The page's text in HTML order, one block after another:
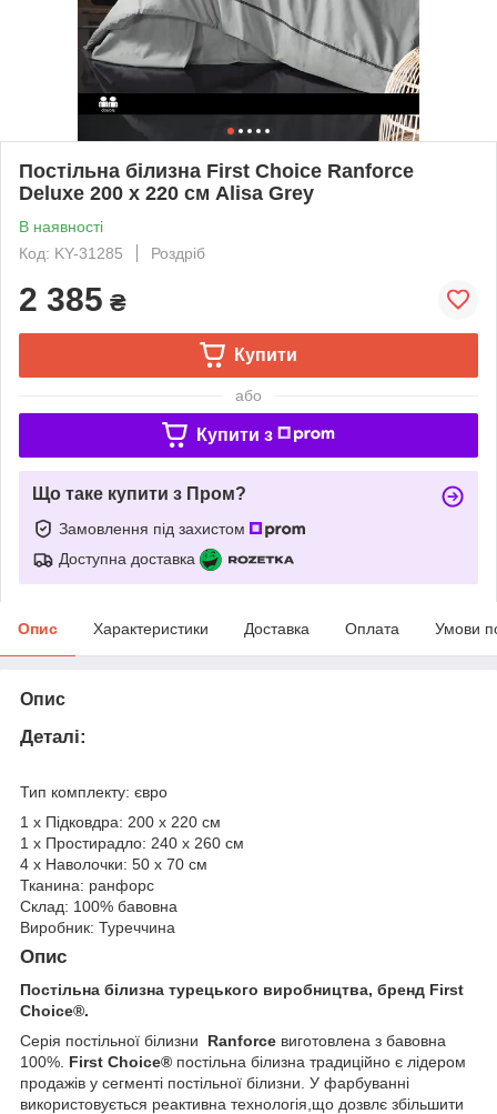
Постільна білизна First Choice Ranforce
Deluxe 200 х 220 см Alisa Grey
В наявності
Код: KY-31285
Роздріб
2 385 ₴
Купити
або
Купити з
Що таке купити з Пром?
Замовлення під захистом
Доступна доставка
Опис Характеристики Доставка Оплата Умови
Опис
Деталі:
Тип комплекту: євро
1 х Підковдра: 200 х 220 см
1 х Простирадло: 240 х 260 см
4 х Наволочки: 50 х 70 см
Тканина: ранфорс
Склад: 100% бавовна
Виробник: Туреччина
Опис
Постільна білизна турецького виробництва, бренд First
Choice®.
Серія постільної білизни Ranforce виготовлена з бавовна
100%. First Choice® постільна білизна традиційно є лідером
продажів у сегменті постільної білизни. У фарбуванні
використовується реактивна технологія,що дозвлє збільшити